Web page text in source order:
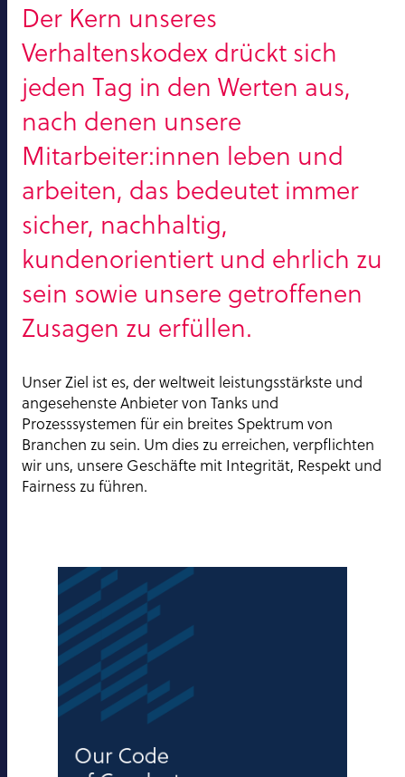
Der Kern unseres
Verhaltenskodex drückt sich
jeden Tag in den Werten aus,
nach denen unsere
Mitarbeiter:innen leben und
arbeiten, das bedeutet immer
sicher, nachhaltig,
kundenorientiert und ehrlich zu
sein sowie unsere getroffenen
Zusagen zu erfüllen.
Unser Ziel ist es, der weltweit leistungsstärkste und
angesehenste Anbieter von Tanks und
Prozesssystemen für ein breites Spektrum von
Branchen zu sein. Um dies zu erreichen, verpflichten
wir uns, unsere Geschäfte mit Integrität, Respekt und
Fairness zu führen.